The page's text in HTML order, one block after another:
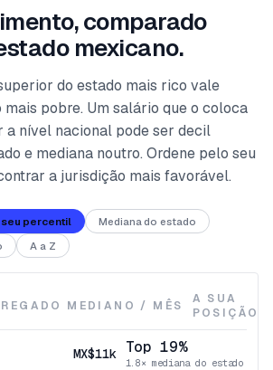
comparado
mexicano.
do estado mais rico vale
mais pobre. Um salário que o coloca
a nível nacional pode ser decil
e mediana noutro. Ordene pelo seu
a jurisdição mais favorável.
seu percentil
Mediana do estado
A a Z
MEDIANO / MÊS
A SUA
POSIÇÃO
MX$11k Top 19%
1.8× mediana do estado